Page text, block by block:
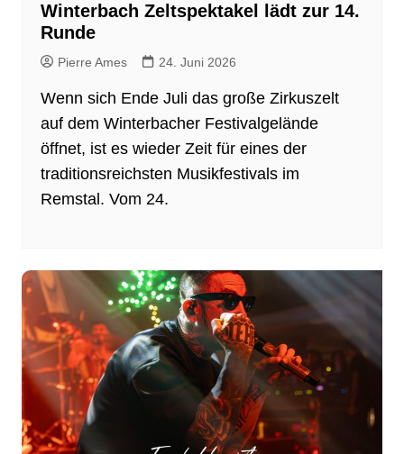
Winterbach Zeltspektakel lädt zur 14.
Runde
Pierre Ames 24. Juni 2026
Wenn sich Ende Juli das große Zirkuszelt
auf dem Winterbacher Festivalgelände
öffnet, ist es wieder Zeit für eines der
traditionsreichsten Musikfestivals im
Remstal. Vom 24.